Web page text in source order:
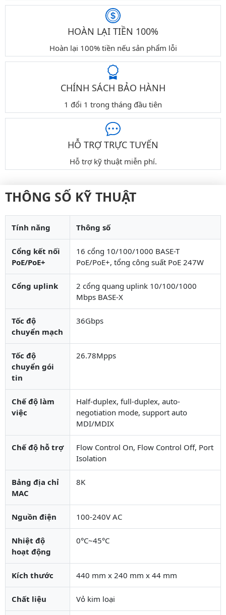
HOÀN LẠI TIỀN 100%
Hoàn lại 100% tiền nếu sản phẩm lỗi
CHÍNH SÁCH BẢO HÀNH
1 đổi 1 trong tháng đầu tiên
HỖ TRỢ TRỰC TUYẾN
Hỗ trợ kỹ thuật miễn phí.
THÔNG SỐ KỸ THUẬT
Tính năng Thông số
Cổng kết nối
PoE/PoE+
16 cổng 10/100/1000 BASE-T
PoE/PoE+, tổng công suất PoE 247W
Cổng uplink
2 cổng quang uplink 10/100/1000
Mbps BASE-X
Tốc độ
chuyển mạch
36Gbps
Tốc độ
chuyển gói
tin
26.78Mpps
Chế độ làm
việc
Half-duplex, full-duplex, auto-
negotiation mode, support auto
MDI/MDIX
Chế độ hỗ trợ
Flow Control On, Flow Control Off, Port
Isolation
Bảng địa chỉ
MAC
8K
Nguồn điện 100-240V AC
Nhiệt độ
hoạt động
0°C~45°C
Kích thước 440 mm x 240 mm x 44 mm
Chất liệu Vỏ kim loại